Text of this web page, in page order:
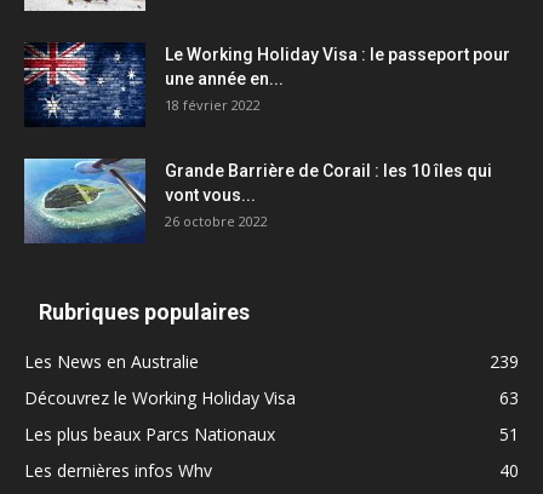
Le Working Holiday Visa : le passeport pour
une année en...
18 février 2022
Grande Barrière de Corail : les 10 îles qui
vont vous...
26 octobre 2022
Rubriques populaires
Les News en Australie
239
Découvrez le Working Holiday Visa
63
Les plus beaux Parcs Nationaux
51
Les dernières infos Whv
40